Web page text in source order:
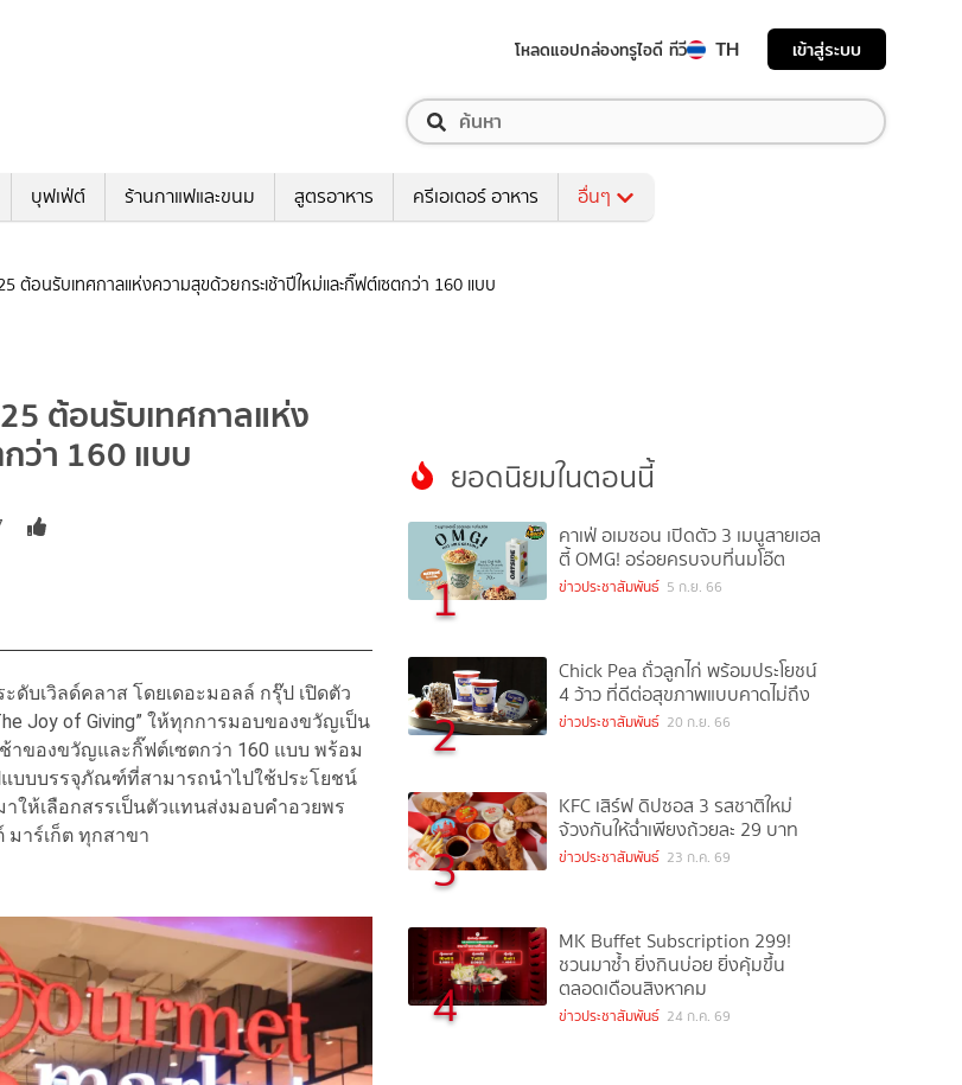
โหลดแอปกล่องทรูไอดี ทีวี TH เข้าสู่ระบบ
บุฟเฟ่ต์ ร้านกาแฟและขนม สูตรอาหาร ครีเอเตอร์ อาหาร อื่นๆ
ต้อนรับเทศกาลแห่งความสุขด้วยกระเช้าปีใหม่และกิ๊ฟต์เซตกว่า 160 แบบ
ต้อนรับเทศกาลแห่ง
ว่า 160 แบบ
ดับเวิลด์คลาส โดยเดอะมอลล์ กรุ๊ป เปิดตัว
Joy of Giving” ให้ทุกการมอบของขวัญเป็น
าของขวัญและกิ๊ฟต์เซตกว่า 160 แบบ พร้อม
บบบรรจุภัณฑ์ที่สามารถนำไปใช้ประโยชน์
ให้เลือกสรรเป็นตัวแทนส่งมอบคำอวยพร
มาร์เก็ต ทุกสาขา
ยอดนิยมในตอนนี้
1
คาเฟ่ อเมซอน เปิดตัว 3 เมนูสายเฮล
ตี้ OMG! อร่อยครบจบที่นมโอ๊ต
ข่าวประชาสัมพันธ์ 5 ก.ย. 66
2
Chick Pea ถั่วลูกไก่ พร้อมประโยชน์
4 ว้าว ที่ดีต่อสุขภาพแบบคาดไม่ถึง
ข่าวประชาสัมพันธ์ 20 ก.ย. 66
3
KFC เสิร์ฟ ดิปซอส 3 รสชาติใหม่
จ้วงกันให้ฉ่ำเพียงถ้วยละ 29 บาท
ข่าวประชาสัมพันธ์ 23 ก.ค. 69
4
MK Buffet Subscription 299!
ชวนมาซ้ำ ยิ่งกินบ่อย ยิ่งคุ้มขึ้น
ตลอดเดือนสิงหาคม
ข่าวประชาสัมพันธ์ 24 ก.ค. 69